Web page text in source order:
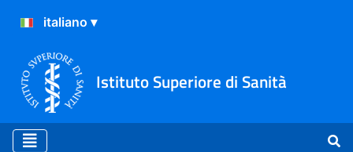
Istituto Superiore di Sanità